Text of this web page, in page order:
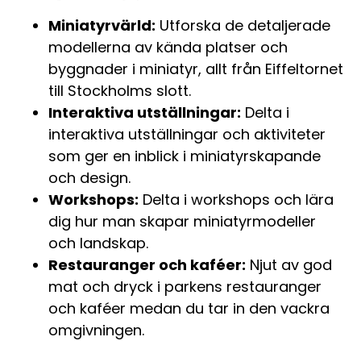
Miniatyrvärld: Utforska de detaljerade
modellerna av kända platser och
byggnader i miniatyr, allt från Eiffeltornet
till Stockholms slott.
Interaktiva utställningar: Delta i
interaktiva utställningar och aktiviteter
som ger en inblick i miniatyrskapande
och design.
Workshops: Delta i workshops och lära
dig hur man skapar miniatyrmodeller
och landskap.
Restauranger och kaféer: Njut av god
mat och dryck i parkens restauranger
och kaféer medan du tar in den vackra
omgivningen.